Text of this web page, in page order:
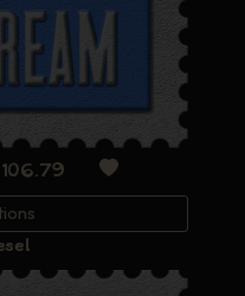
106.79 Rango
de
precios:
$26.69